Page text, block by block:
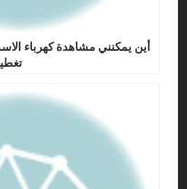
أين يمكنني مشاهدة كهرباء
تغطية